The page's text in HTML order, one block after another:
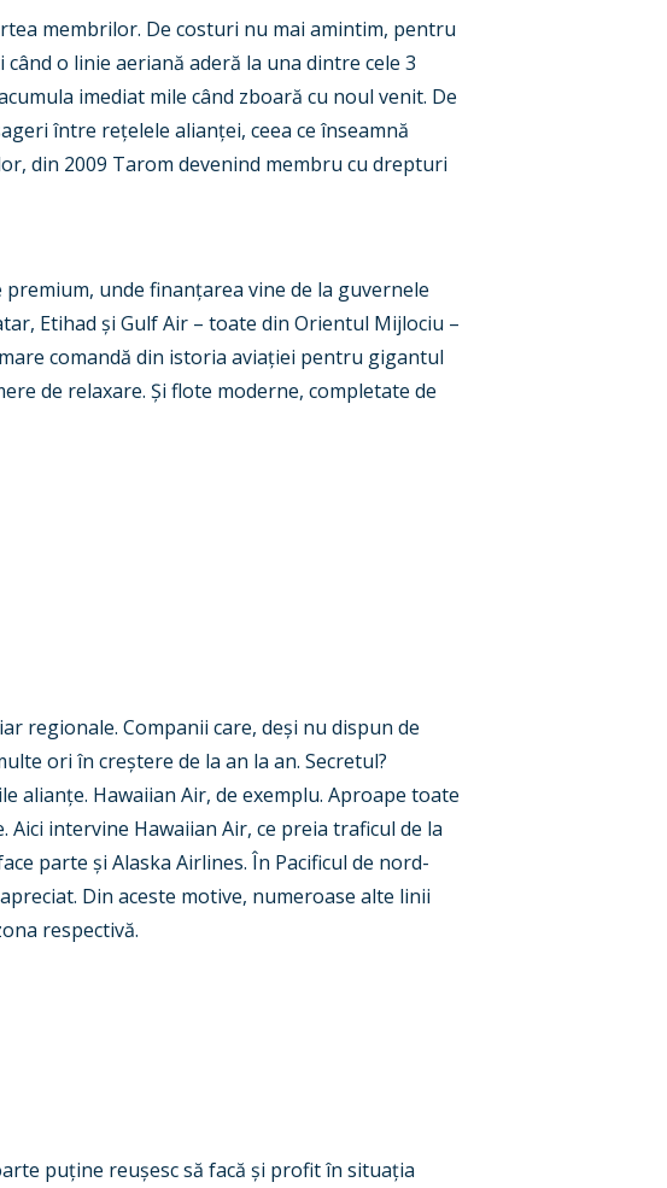
membrilor. De costuri nu mai amintim, pentru
o linie aeriană aderă la una dintre cele 3
imediat mile când zboară cu noul venit. De
între rețelele alianței, ceea ce înseamnă
din 2009 Tarom devenind membru cu drepturi
premium, unde finanțarea vine de la guvernele
Etihad și Gulf Air – toate din Orientul Mijlociu –
comandă din istoria aviației pentru gigantul
de relaxare. Și flote moderne, completate de
regionale. Companii care, deși nu dispun de
ori în creștere de la an la an. Secretul?
alianțe. Hawaiian Air, de exemplu. Aproape toate
intervine Hawaiian Air, ce preia traficul de la
parte și Alaska Airlines. În Pacificul de nord-
Din aceste motive, numeroase alte linii
respectivă.
puține reușesc să facă și profit în situația